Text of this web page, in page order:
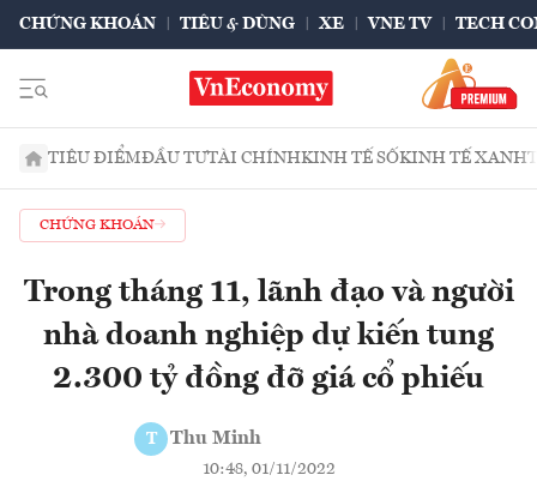
CHỨNG KHOÁN TIÊU & DÙNG XE VNE TV TECH
TIÊU ĐIỂMĐẦU TƯTÀI CHÍNHKINH TẾ SỐKINH TẾ XANH
CHỨNG KHOÁN
Trong tháng 11, lãnh đạo và người
nhà doanh nghiệp dự kiến tung
2.300 tỷ đồng đỡ giá cổ phiếu
T Thu Minh
10:48, 01/11/2022